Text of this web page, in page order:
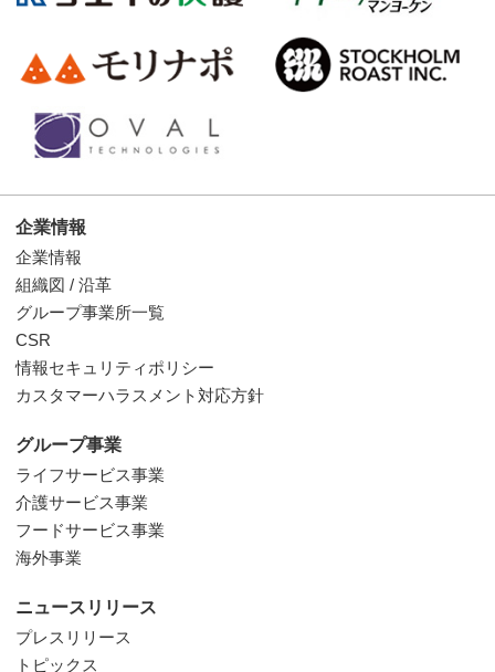
企業情報
企業情報
組織図 / 沿革
グループ事業所一覧
CSR
情報セキュリティポリシー
カスタマーハラスメント対応方針
グループ事業
ライフサービス事業
介護サービス事業
フードサービス事業
海外事業
ニュースリリース
プレスリリース
トピックス